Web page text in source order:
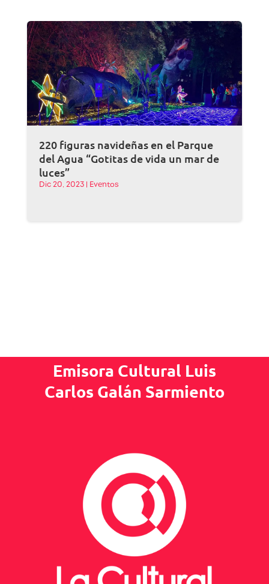
220 figuras navideñas en el Parque
del Agua “Gotitas de vida un mar de
luces”
Dic 20, 2023| Eventos
Emisora Cultural Luis
Carlos Galán Sarmiento